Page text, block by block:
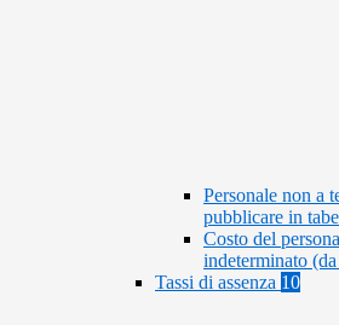
Personale non a
pubblicare in
Costo del
indeterminato
Tassi di assenza 10